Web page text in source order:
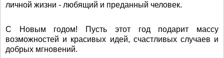
личной жизни - любящий и преданный человек.
С Новым годом! Пусть этот год подарит массу
возможностей и красивых идей, счастливых случаев и
добрых мгновений.